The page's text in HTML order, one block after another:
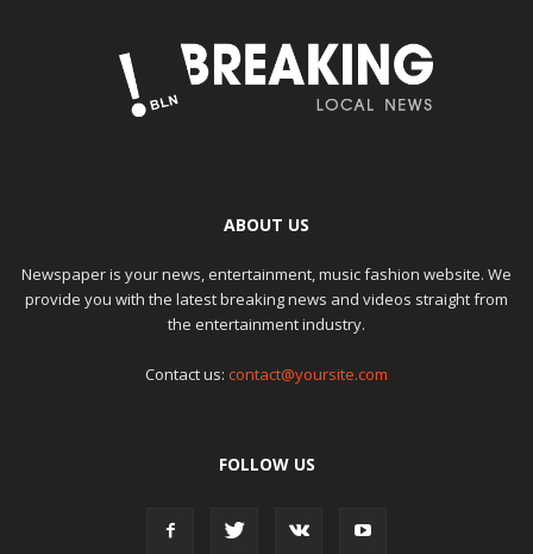
ABOUT US
Newspaper is your news, entertainment, music fashion website. We
provide you with the latest breaking news and videos straight from
the entertainment industry.
Contact us: contact@yoursite.com
FOLLOW US